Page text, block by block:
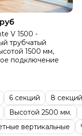
V 1500 -
трубчатый
1500 мм,
подключение
6 секций 8 секций
Высотой 2500 мм.
вертикальные